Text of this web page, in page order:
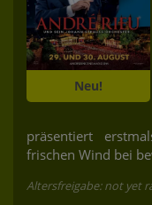
Neu!
präsentiert
frischen Wind bei
Altersfreigabe: not yet